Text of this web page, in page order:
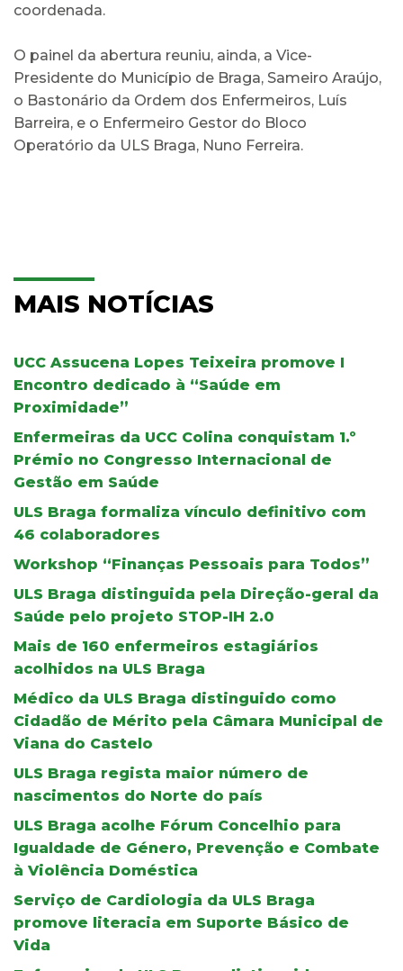
coordenada.
O painel da abertura reuniu, ainda, a Vice-
Presidente do Município de Braga, Sameiro Araújo,
o Bastonário da Ordem dos Enfermeiros, Luís
Barreira, e o Enfermeiro Gestor do Bloco
Operatório da ULS Braga, Nuno Ferreira.
MAIS NOTÍCIAS
UCC Assucena Lopes Teixeira promove I
Encontro dedicado à “Saúde em
Proximidade”
Enfermeiras da UCC Colina conquistam 1.º
Prémio no Congresso Internacional de
Gestão em Saúde
ULS Braga formaliza vínculo definitivo com
46 colaboradores
Workshop “Finanças Pessoais para Todos”
ULS Braga distinguida pela Direção-geral da
Saúde pelo projeto STOP-IH 2.0
Mais de 160 enfermeiros estagiários
acolhidos na ULS Braga
Médico da ULS Braga distinguido como
Cidadão de Mérito pela Câmara Municipal de
Viana do Castelo
ULS Braga regista maior número de
nascimentos do Norte do país
ULS Braga acolhe Fórum Concelhio para
Igualdade de Género, Prevenção e Combate
à Violência Doméstica
Serviço de Cardiologia da ULS Braga
promove literacia em Suporte Básico de
Vida